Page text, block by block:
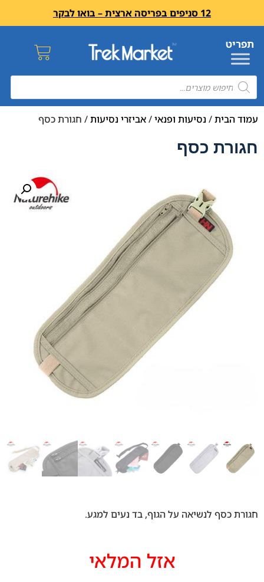
12 סניפים בפריסה ארצית – בואו לבקר
עמוד הבית/ נסיעות ופנאי/אביזרי נסיעות/ חגורת כסף
חגורת כסף
חגורת כסף לנשיאה על הגוף, בד נעים למגע.
אזל המלאי